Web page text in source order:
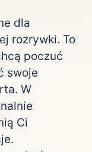
dla
rozrywki. To
poczuć
swoje
W
Ci